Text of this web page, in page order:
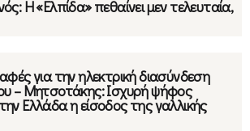
Η «Ελπίδα» πεθαίνει μεν τελευταία,
για την ηλεκτρική διασύνδεση
– Μητσοτάκης: Ισχυρή ψήφος
Ελλάδα η είσοδος της γαλλικής